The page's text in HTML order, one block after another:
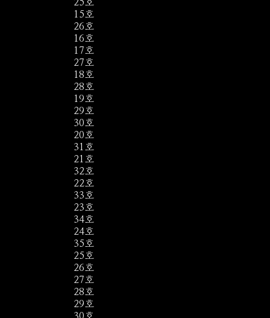
25호
15호
26호
16호
17호
27호
18호
28호
19호
29호
30호
20호
31호
21호
32호
22호
33호
23호
34호
24호
35호
25호
26호
27호
28호
29호